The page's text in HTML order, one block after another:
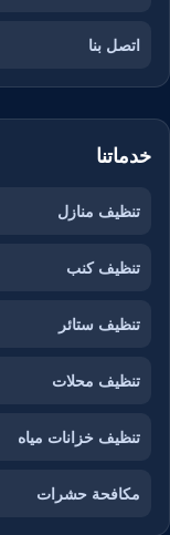
اتصل بنا
خدماتنا
تنظيف منازل
تنظيف كنب
تنظيف ستائر
تنظيف محلات
تنظيف خزانات مياه
مكافحة حشرات